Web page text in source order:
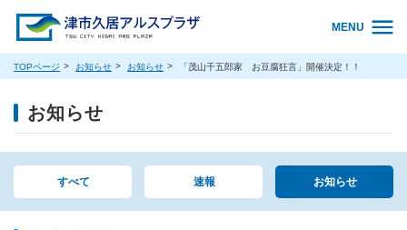
MENU
TOPページ お知らせ お知らせ 「茂山千五郎家 お豆腐狂言」開催決定！！
お知らせ
すべて 速報 お知らせ